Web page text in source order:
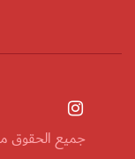
جميع الحقوق